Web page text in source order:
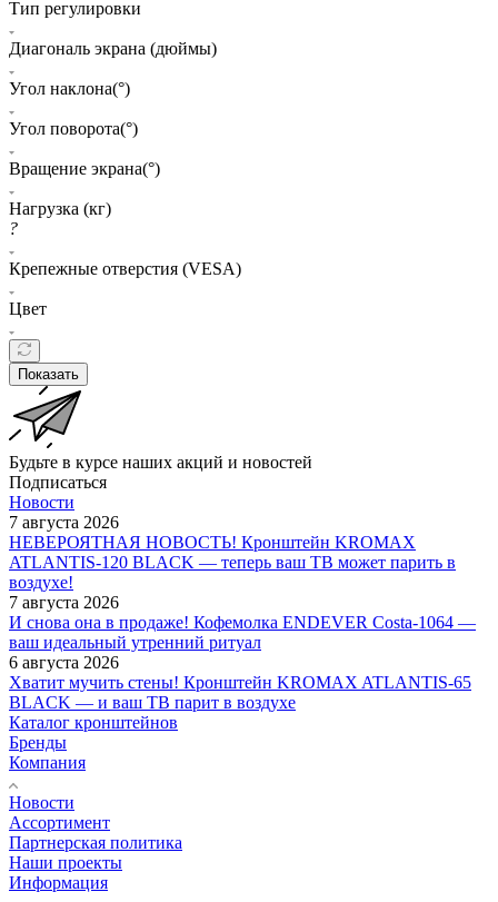
Тип регулировки
Диагональ экрана (дюймы)
Угол наклона(°)
Угол поворота(°)
Вращение экрана(°)
Нагрузка (кг)
?
Крепежные отверстия (VESA)
Цвет
Показать
Будьте в курсе наших акций и новостей
Подписаться
Новости
7 августа 2026
НЕВЕРОЯТНАЯ НОВОСТЬ! Кронштейн KROMAX
ATLANTIS-120 BLACK — теперь ваш ТВ может парить в
воздухе!
7 августа 2026
И снова она в продаже! Кофемолка ENDEVER Costa-1064 —
ваш идеальный утренний ритуал
6 августа 2026
Хватит мучить стены! Кронштейн KROMAX ATLANTIS-65
BLACK — и ваш ТВ парит в воздухе
Каталог кронштейнов
Бренды
Компания
Новости
Ассортимент
Партнерская политика
Наши проекты
Информация